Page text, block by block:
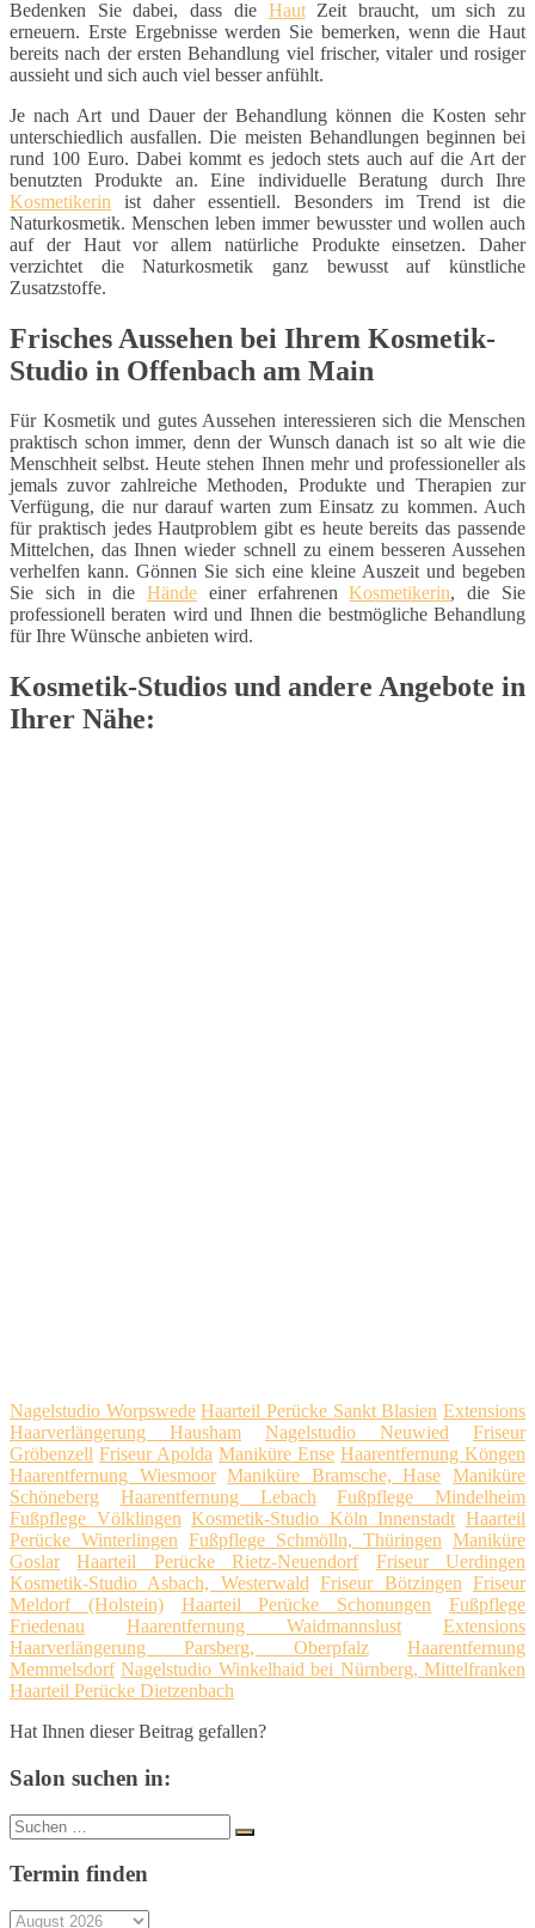
Bedenken Sie dabei, dass die HautZeit braucht, um sich zu
erneuern. Erste Ergebnisse werden Sie bemerken, wenn die Haut
bereits nach der ersten Behandlung viel frischer, vitaler und rosiger
aussieht und sich auch viel besser anfühlt.
Je nach Art und Dauer der Behandlung können die Kosten sehr
unterschiedlich ausfallen. Die meisten Behandlungen beginnen bei
rund 100 Euro. Dabei kommt es jedoch stets auch auf die Art der
benutzten Produkte an. Eine individuelle Beratung durch Ihre
Kosmetikerin ist daher essentiell. Besonders im Trend ist die
Naturkosmetik. Menschen leben immer bewusster und wollen auch
auf der Haut vor allem natürliche Produkte einsetzen. Daher
verzichtet die Naturkosmetik ganz bewusst auf künstliche
Zusatzstoffe.
Frisches Aussehen bei Ihrem Kosmetik-
Studio in Offenbach am Main
Für Kosmetik und gutes Aussehen interessieren sich die Menschen
praktisch schon immer, denn der Wunsch danach ist so alt wie die
Menschheit selbst. Heute stehen Ihnen mehr und professioneller als
jemals zuvor zahlreiche Methoden, Produkte und Therapien zur
Verfügung, die nur darauf warten zum Einsatz zu kommen. Auch
für praktisch jedes Hautproblem gibt es heute bereits das passende
Mittelchen, das Ihnen wieder schnell zu einem besseren Aussehen
verhelfen kann. Gönnen Sie sich eine kleine Auszeit und begeben
Sie sich in dieHände einer erfahrenenKosmetikerin, die Sie
professionell beraten wird und Ihnen die bestmögliche Behandlung
für Ihre Wünsche anbieten wird.
Kosmetik-Studios und andere Angebote in
Ihrer Nähe:
Nagelstudio Worpswede Haarteil Perücke Sankt Blasien Extensions
Haarverlängerung Hausham
Nagelstudio Neuwied
Friseur
Gröbenzell Friseur Apolda Maniküre Ense Haarentfernung Köngen
Haarentfernung Wiesmoor Maniküre Bramsche, Hase Maniküre
Schöneberg
Haarentfernung Lebach
Fußpflege Mindelheim
Fußpflege Völklingen Kosmetik-Studio Köln Innenstadt Haarteil
Perücke Winterlingen Fußpflege Schmölln, Thüringen Maniküre
Goslar
Haarteil Perücke Rietz-Neuendorf
Friseur Uerdingen
Kosmetik-Studio Asbach, Westerwald
Friseur Bötzingen Friseur
Meldorf (Holstein)
Haarteil Perücke Schonungen
Fußpflege
Friedenau
Haarentfernung Waidmannslust
Extensions
Haarverlängerung Parsberg, Oberpfalz
Haarentfernung
Memmelsdorf Nagelstudio Winkelhaid bei Nürnberg, Mittelfranken
Haarteil Perücke Dietzenbach
Hat Ihnen dieser Beitrag gefallen?
Salon suchen in:
Suche
nach:
Suchen
Termin finden